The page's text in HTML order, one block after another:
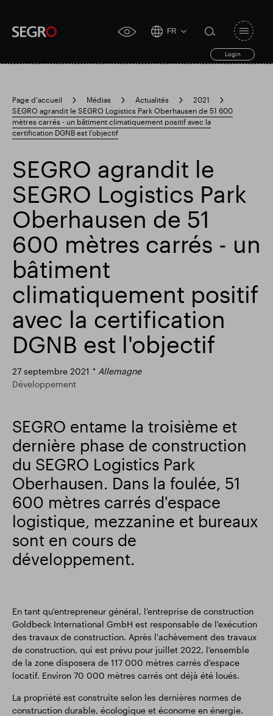
accessibility
FR
Login
search
form
Submit
Search
for
Dégager
Responsable SEGRO
Domaine commercial de Slough
Résultats financiers Mise à jour commerciale
Parc intelligent
toggle
Page d'accueil Médias Actualités
2021
SEGRO agrandit le SEGRO Logistics Park Oberhausen de 51 600
mètres carrés - un bâtiment climatiquement positif avec la
certification DGNB est l'objectif
SEGRO agrandit le
SEGRO Logistics Park
Oberhausen de 51
600 mètres carrés - un
bâtiment
climatiquement positif
avec la certification
DGNB est l'objectif
27 septembre 2021
Allemagne
Développement
SEGRO entame la troisième et
dernière phase de construction
du SEGRO Logistics Park
Oberhausen. Dans la foulée, 51
600 mètres carrés d'espace
logistique, mezzanine et bureaux
sont en cours de
développement.
En tant qu'entrepreneur général, l'entreprise de construction
Goldbeck International GmbH est responsable de l'exécution
des travaux de construction. Après l'achèvement des travaux
de construction, qui est prévu pour juillet 2022, l'ensemble
de la zone disposera de 117 000 mètres carrés d'espace
locatif. Environ 70 000 mètres carrés ont déjà été loués.
La propriété est construite selon les dernières normes de
construction durable, écologique et économe en énergie.